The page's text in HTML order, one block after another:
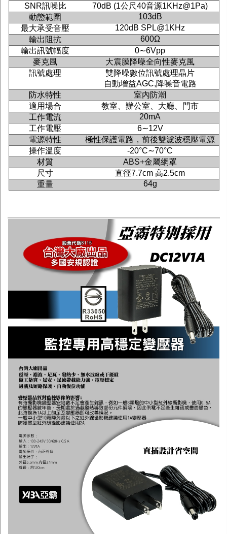
SNR訊噪比
70dB (1公尺40音源1KHz@1Pa)
動態範圍
103dB
最大承受音壓
120dB SPL@1KHz
輸出阻抗
600Ω
輸出訊號幅度
0∼6Vpp
麥克風
大震膜降噪全向性麥克風
訊號處理
雙降噪數位訊號處理晶片
自動增益AGC,降噪音電路
防水特性
室內防潮
適用場合
教室、辦公室、大廳、門市
工作電流
20mA
工作電壓
6∼12V
電源特性
極性保護電路，前後雙濾波穩壓電源
操作溫度
-20°C∼70°C
材質
ABS+金屬網罩
尺寸
直徑7.7cm 高2.5cm
重量
64g